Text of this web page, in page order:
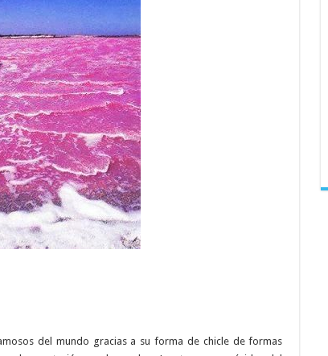
del mundo gracias a su forma de chicle de formas